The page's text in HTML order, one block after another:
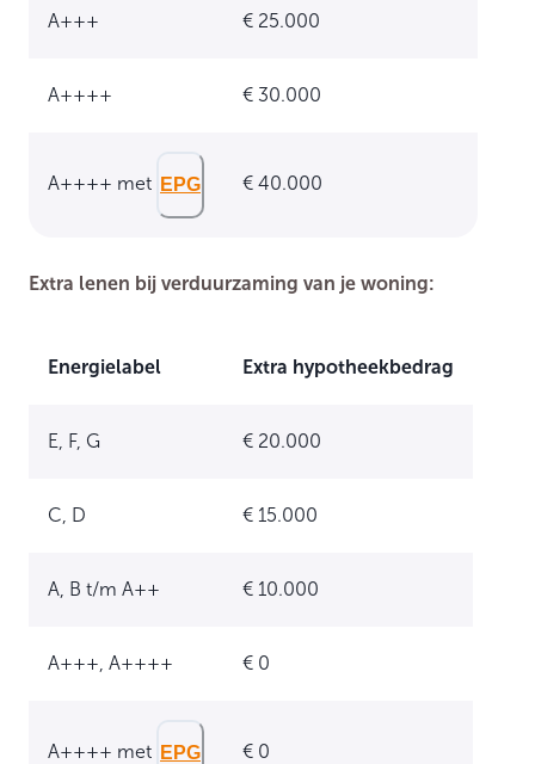
A+++ € 25.000
A++++ € 30.000
A++++ met EPG € 40.000
Extra lenen bij verduurzaming van je woning:
Energielabel Extra hypotheekbedrag
E, F, G € 20.000
C, D € 15.000
A, B t/m A++ € 10.000
A+++, A++++ € 0
A++++ met EPG € 0